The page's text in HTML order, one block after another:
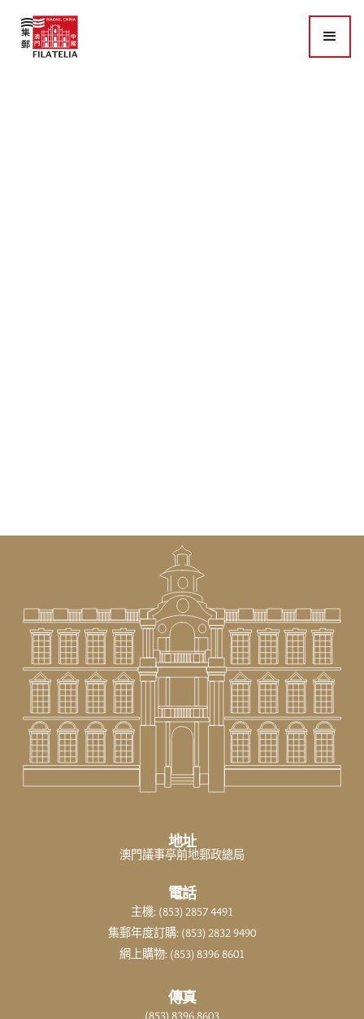
地址
澳門議事亭前地郵政總局
電話
主機: (853) 2857 4491
集郵年度訂購: (853) 2832 9490
網上購物: (853) 8396 8601
傳真
(853) 8396 8603